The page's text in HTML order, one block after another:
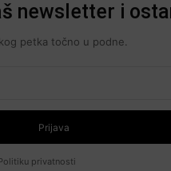
newsletter i
petka točno u podne.
Prijava
privatnosti